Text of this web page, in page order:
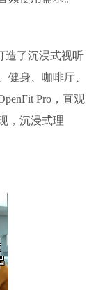
造了沉浸式视听
健身、咖啡厅、
Pro，直观
，沉浸式理